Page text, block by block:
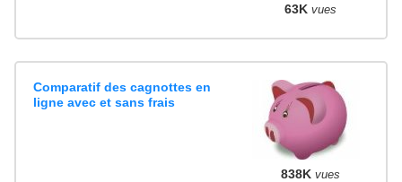
63K vues
Comparatif des cagnottes en
ligne avec et sans frais
838K vues